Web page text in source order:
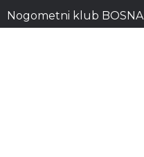
Nogometni klub BOSNA